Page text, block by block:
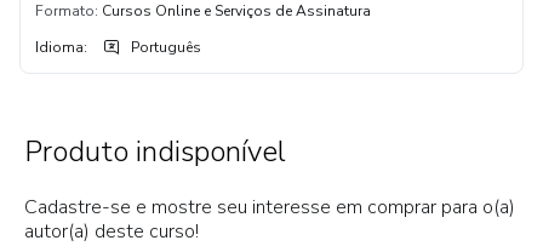
Formato: Cursos Online e Serviços de Assinatura
Idioma: Português
Produto indisponível
Cadastre-se e mostre seu interesse em comprar para o(a)
autor(a) deste curso!